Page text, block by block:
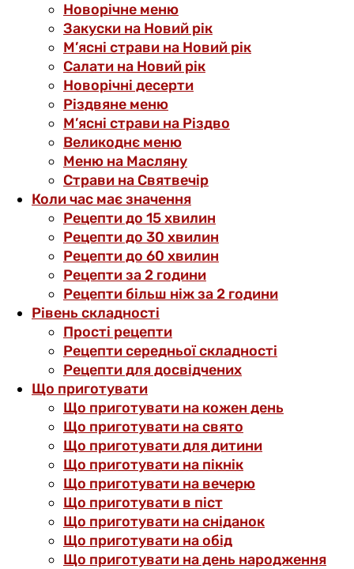
Новорічне меню
Закуски на Новий рік
М’ясні страви на Новий рік
Салати на Новий рік
Новорічні десерти
Різдвяне меню
М’ясні страви на Різдво
Великоднє меню
Меню на Масляну
Страви на Святвечір
Коли час має значення
Рецепти до 15 хвилин
Рецепти до 30 хвилин
Рецепти до 60 хвилин
Рецепти за 2 години
Рецепти більш ніж за 2 години
Рівень складності
Прості рецепти
Рецепти середньої складності
Рецепти для досвідчених
Що приготувати
Що приготувати на кожен день
Що приготувати на свято
Що приготувати для дитини
Що приготувати на пікнік
Що приготувати на вечерю
Що приготувати в піст
Що приготувати на сніданок
Що приготувати на обід
Що приготувати на день народження